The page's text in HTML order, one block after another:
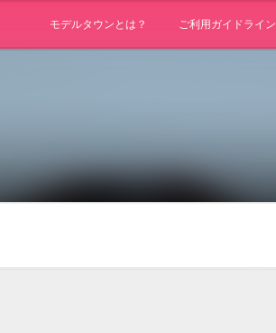
モデルタウンとは？ ご利用ガイドライン